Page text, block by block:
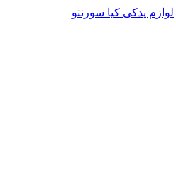
لوازم یدکی کیا سورنتو